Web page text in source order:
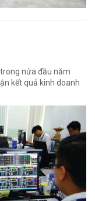
nửa đầu năm
kết quả kinh doanh